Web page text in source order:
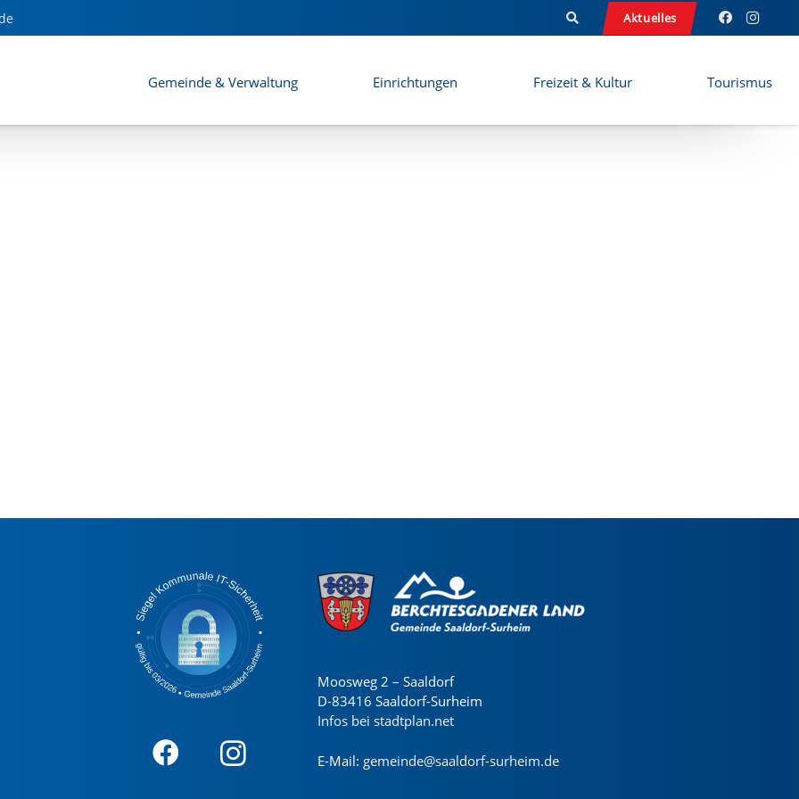
Aktuelles
Gemeinde & Verwaltung Einrichtungen Freizeit & Kultur Tourismus
Moosweg 2 – Saaldorf
D-83416 Saaldorf-Surheim
Infos bei stadtplan.net
E-Mail: gemeinde@saaldorf-surheim.de